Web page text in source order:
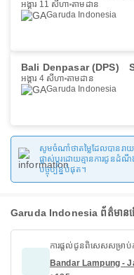
អង្គារ 11 សីហា តាមដាន
Garuda Indonesia
Bali Denpasar (DPS)
អង្គារ 4 សីហា តាមដាន
Garuda Indonesia
សូមចំណាំថាតម្លៃដែលបានរ
ផ្លាស់ប្តូរដោយគ្មានការជូន
បច្ចុប្បន្នបំផុត។
Garuda Indonesia ព័ត៌មាន
ការផ្តល់ជូនពិសេសសម្រាប់
Bandar Lampung -